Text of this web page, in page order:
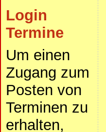
Login
Termine
Um einen
Zugang zum
Posten von
Terminen zu
erhalten,